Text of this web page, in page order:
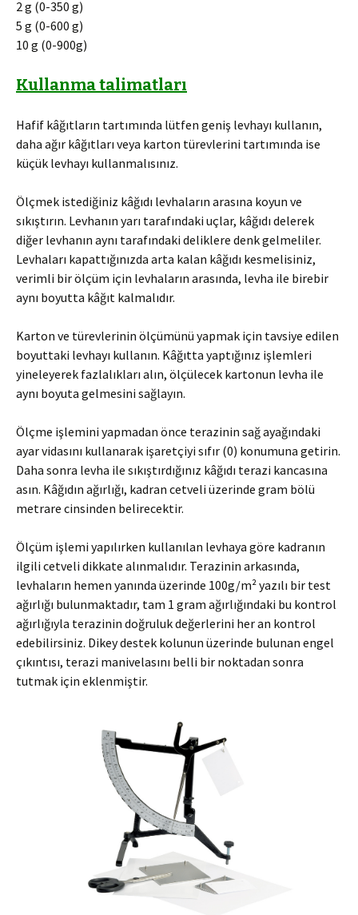
2 g (0-350 g)
5 g (0-600 g)
10 g (0-900g)
Kullanma talimatları
Hafif kâğıtların tartımında lütfen geniş levhayı kullanın,
daha ağır kâğıtları veya karton türevlerini tartımında ise
küçük levhayı kullanmalısınız.
Ölçmek istediğiniz kâğıdı levhaların arasına koyun ve
sıkıştırın. Levhanın yarı tarafındaki uçlar, kâğıdı delerek
diğer levhanın aynı tarafındaki deliklere denk gelmeliler.
Levhaları kapattığınızda arta kalan kâğıdı kesmelisiniz,
verimli bir ölçüm için levhaların arasında, levha ile birebir
aynı boyutta kâğıt kalmalıdır.
Karton ve türevlerinin ölçümünü yapmak için tavsiye edilen
boyuttaki levhayı kullanın. Kâğıtta yaptığınız işlemleri
yineleyerek fazlalıkları alın, ölçülecek kartonun levha ile
aynı boyuta gelmesini sağlayın.
Ölçme işlemini yapmadan önce terazinin sağ ayağındaki
ayar vidasını kullanarak işaretçiyi sıfır (0) konumuna getirin.
Daha sonra levha ile sıkıştırdığınız kâğıdı terazi kancasına
asın. Kâğıdın ağırlığı, kadran cetveli üzerinde gram bölü
metrare cinsinden belirecektir.
Ölçüm işlemi yapılırken kullanılan levhaya göre kadranın
ilgili cetveli dikkate alınmalıdır. Terazinin arkasında,
levhaların hemen yanında üzerinde 100g/m² yazılı bir test
ağırlığı bulunmaktadır, tam 1 gram ağırlığındaki bu kontrol
ağırlığıyla terazinin doğruluk değerlerini her an kontrol
edebilirsiniz. Dikey destek kolunun üzerinde bulunan engel
çıkıntısı, terazi manivelasını belli bir noktadan sonra
tutmak için eklenmiştir.